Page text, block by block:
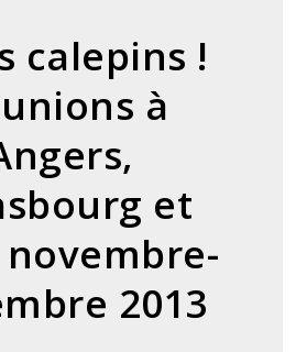
calepins !
à
et
novembre-
2013